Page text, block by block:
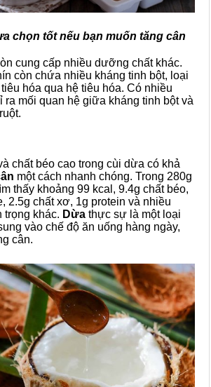
chọn tốt nếu bạn muốn tăng cân
cung cấp nhiều dưỡng chất khác.
còn chứa nhiều kháng tinh bột, loại
hóa qua hệ tiêu hóa. Có nhiều
ra mối quan hệ giữa kháng tinh bột và
chất béo cao trong cùi dừa có khả
một cách nhanh chóng. Trong 280g
thấy khoảng 99 kcal, 9.4g chất béo,
2.5g chất xơ, 1g protein và nhiều
trọng khác. Dừa thực sự là một loại
vào chế độ ăn uống hàng ngày,
cân.